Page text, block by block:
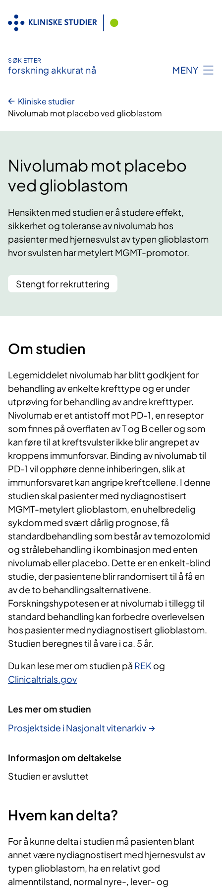
innhold
SØK ETTER
forskning akkurat nå MENY
Kliniske studier
Nivolumab mot placebo ved glioblastom
Nivolumab mot placebo
ved glioblastom
Hensikten med studien er å studere effekt,
sikkerhet og toleranse av nivolumab hos
pasienter med hjernesvulst av typen glioblastom
hvor svulsten har metylert MGMT-promotor.
Stengt for rekruttering
Om studien
Legemiddelet nivolumab har blitt godkjent for
behandling av enkelte krefttype og er under
utprøving for behandling av andre krefttyper.
Nivolumab er et antistoff mot PD-1, en reseptor
som finnes på overflaten av T og B celler og som
kan føre til at kreftsvulster ikke blir angrepet av
kroppens immunforsvar. Binding av nivolumab til
PD-1 vil opphøre denne inhiberingen, slik at
immunforsvaret kan angripe kreftcellene. I denne
studien skal pasienter med nydiagnostisert
MGMT-metylert glioblastom, en uhelbredelig
sykdom med svært dårlig prognose, få
standardbehandling som består av temozolomid
og strålebehandling i kombinasjon med enten
nivolumab eller placebo. Dette er en enkelt-blind
studie, der pasientene blir randomisert til å få en
av de to behandlingsalternativene.
Forskningshypotesen er at nivolumab i tillegg til
standard behandling kan forbedre overlevelsen
hos pasienter med nydiagnostisert glioblastom.
Studien beregnes til å vare i ca. 5 år.
Du kan lese mer om studien på REK og
Clinicaltrials.gov
Les mer om studien
Prosjektside i Nasjonalt vitenarkiv
Informasjon om deltakelse
Studien er avsluttet
Hvem kan delta?
For å kunne delta i studien må pasienten blant
annet være nydiagnostisert med hjernesvulst av
typen glioblastom, ha en relativt god
almenntilstand, normal nyre-, lever- og